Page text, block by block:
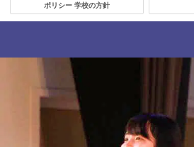
ポリシー 学校の方針